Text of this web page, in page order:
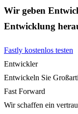
Wir geben
Entwicklung
Fastly kostenlos testen
Entwickler
Entwickeln Sie
Fast Forward
Wir schaffen ein